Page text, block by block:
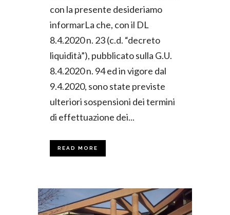
con la presente desideriamo
informarLa che, con il DL
8.4.2020 n. 23 (c.d. “decreto
liquidità”), pubblicato sulla G.U.
8.4.2020 n. 94 ed in vigore dal
9.4.2020, sono state previste
ulteriori sospensioni dei termini
di effettuazione dei...
READ MORE